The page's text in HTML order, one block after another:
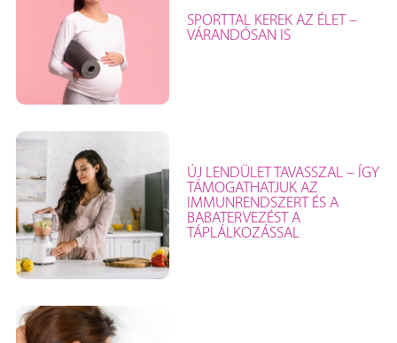
SPORTTAL KEREK AZ ÉLET –
VÁRANDÓSAN IS
ÚJ LENDÜLET TAVASSZAL – ÍGY
TÁMOGATHATJUK AZ
IMMUNRENDSZERT ÉS A
BABATERVEZÉST A
TÁPLÁLKOZÁSSAL